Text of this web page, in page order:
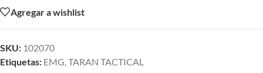
Agregar a wishlist
SKU: 102070
Etiquetas: EMG,TARAN TACTICAL